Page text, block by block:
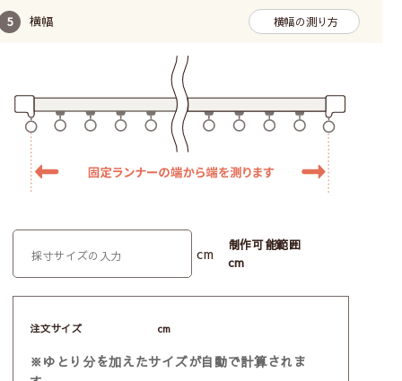
【試験方法】：断熱性試験（赤外ランプ 60℃
法）
試験では、断熱材付きのボックスにカーテン生地
を取り付け、ブラックパネルと温度センサーで温
度を測定。カーテンから約50cm離れた位置に
60℃の赤外ランプを設置し、60分間照射しま
す。測定は5分ごとに行い、カーテンあり・なし
で温度変化を比較。
なって見える場合がございます。 また、同じカラーであっ
横幅 横幅の測り方
cm
制作可能範囲
cm
注文サイズ cm
※ゆとり分を加えたサイズが自動で計算されま